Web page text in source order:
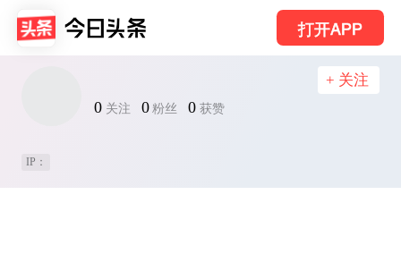
打开APP
0 关注 0 粉丝 0 获赞
+ 关注
IP：